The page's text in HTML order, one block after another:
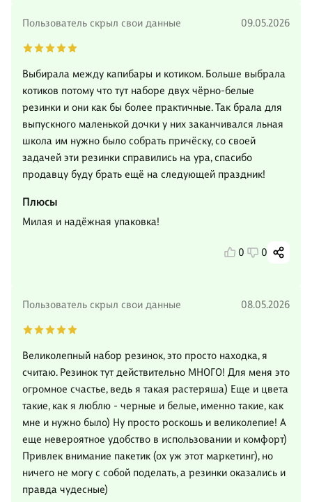
Пользователь скрыл свои данные 09.05.2026
Выбирала между капибары и котиком. Больше выбрала
котиков потому что тут наборе двух чёрно-белые
резинки и они как бы более практичные. Так брала для
выпускного маленькой дочки у них заканчивался льная
школа им нужно было собрать причёску, со своей
задачей эти резинки справились на ура, спасибо
продавцу буду брать ещё на следующей праздник!
Плюсы
Милая и надёжная упаковка!
0 0
Пользователь скрыл свои данные 08.05.2026
Великолепный набор резинок, это просто находка, я
считаю. Резинок тут действительно МНОГО! Для меня это
огромное счастье, ведь я такая растеряша) Еще и цвета
такие, как я люблю - черные и белые, именно такие, как
мне и нужно было) Ну просто роскошь и великолепие! А
еще невероятное удобство в использовании и комфорт)
Привлек внимание пакетик (ох уж этот маркетинг), но
ничего не могу с собой поделать, а резинки оказались и
правда чудесные)